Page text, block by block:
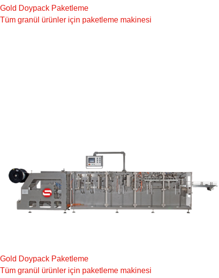
Gold Doypack Paketleme
Tüm granül ürünler için paketleme makinesi
Gold Doypack Paketleme
Tüm granül ürünler için paketleme makinesi